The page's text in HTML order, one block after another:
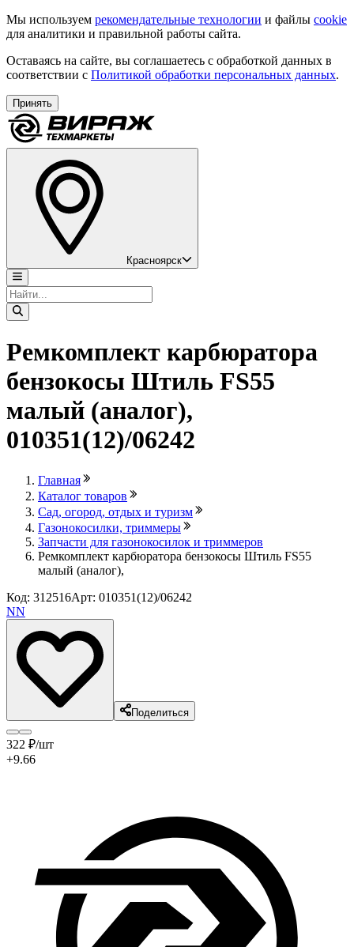
Мы используем рекомендательные технологии и файлы cookie
для аналитики и правильной работы сайта.
Оставаясь на сайте, вы соглашаетесь с обработкой данных в
соответствии с Политикой обработки персональных данных.
Принять
Красноярск
Ремкомплект карбюратора
бензокосы Штиль FS55
малый (аналог),
010351(12)/06242
Главная
Каталог товаров
Сад, огород, отдых и туризм
Газонокосилки, триммеры
Запчасти для газонокосилок и триммеров
Ремкомплект карбюратора бензокосы Штиль FS55
малый (аналог),
Код: 312516Арт: 010351(12)/06242
NN
Поделиться
322 ₽/шт
+9.66